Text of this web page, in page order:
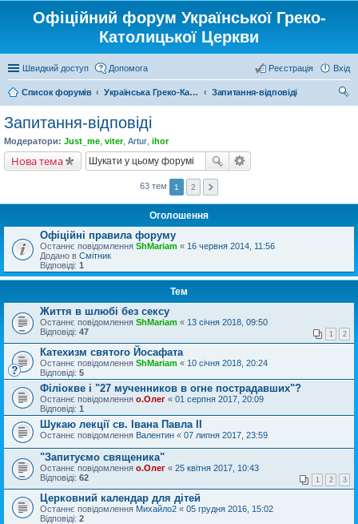
Офіційний форум Української Греко-
Католицької Церкви
Швидкий доступ Допомога Вхід
Реєстрація
Список форумів Українська Греко-Католицька Церква
Запитання-відповіді
Запитання-відповіді
Модератори: Just_me viter, Artur ihor
Нова тема
63 тем 1 2
Оголошення
Офіційні правила форуму
Останнє повідомлення ShMariam « 16 червня 2014, 11:56
Додано в Смітник
Відповіді: 1
Тем
Життя в шлюбі без сексу
Останнє повідомлення ShMariam « 13 січня 2018, 09:50
Відповіді: 47 1 2
Катехизм святого Йосафата
Останнє повідомлення ShMariam « 10 січня 2018, 20:24
Відповіді: 5
Філіокве і "27 мученников в огне пострадавших"?
Останнє повідомлення о.Олег « 01 серпня 2017, 20:09
Відповіді: 1
Шукаю лекції св. Івана Павла ІІ
Останнє повідомлення Валентин « 07 липня 2017, 23:59
"Запитуємо cвященика"
Останнє повідомлення о.Олег « 25 квітня 2017, 10:43
Відповіді: 62 1 2 3
Церковний календар для дітей
Останнє повідомлення Михайло2 « 05 грудня 2016, 15:02
Відповіді: 2